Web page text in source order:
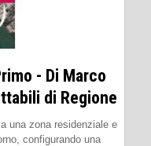
- Di Marco
di Regione
una zona residenziale e
configurando una